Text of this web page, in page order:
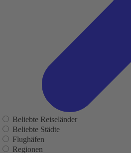
Beliebte Reiseländer
Beliebte Städte
Flughäfen
Regionen